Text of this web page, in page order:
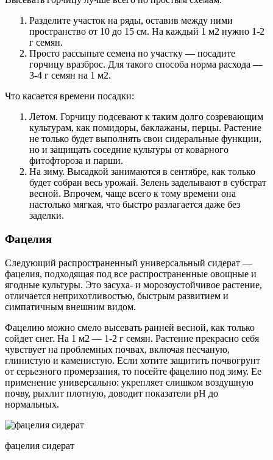
Разделите участок на ряды, оставив между ними
пространство от 10 до 15 см. На каждый 1 м2 нужно 1-2
г семян.
Просто рассыпьте семена по участку — посадите
горчицу вразброс. Для такого способа норма расхода —
3-4 г семян на 1 м2.
Что касается времени посадки:
Летом. Горчицу подсевают к таким долго созревающим
культурам, как помидоры, баклажаны, перцы. Растение
не только будет выполнять свои сидеральные функции,
но и защищать соседние культуры от коварного
фитофтороза и парши.
На зиму. Высадкой занимаются в сентябре, как только
будет собран весь урожай. Зелень заделывают в субстрат
весной. Впрочем, чаще всего к тому времени она
настолько мягкая, что быстро разлагается даже без
заделки.
Фацелия
Следующий распространенный универсальный сидерат —
фацелия, подходящая под все распространенные овощные и
ягодные культуры. Это засуха- и морозоустойчивое растение,
отличается неприхотливостью, быстрым развитием и
симпатичным внешним видом.
Фацелию можно смело высевать ранней весной, как только
сойдет снег. На 1 м2 — 1-2 г семян. Растение прекрасно себя
чувствует на проблемных почвах, включая песчаную,
глинистую и каменистую. Если хотите защитить почвогрунт
от серьезного промерзания, то посейте фацелию под зиму. Ее
применение универсально: укрепляет слишком воздушную
почву, рыхлит плотную, доводит показатели рН до
нормальных.
фацелия сидерат